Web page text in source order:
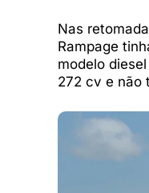
Nas
Rampage
modelo
272 cv e não